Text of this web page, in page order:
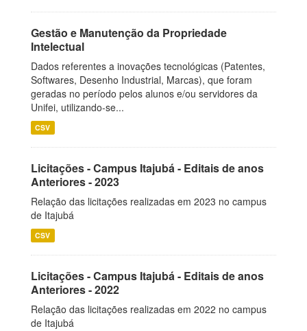
Gestão e Manutenção da Propriedade
Intelectual
Dados referentes a inovações tecnológicas (Patentes,
Softwares, Desenho Industrial, Marcas), que foram
geradas no período pelos alunos e/ou servidores da
Unifei, utilizando-se...
CSV
Licitações - Campus Itajubá - Editais de anos
Anteriores - 2023
Relação das licitações realizadas em 2023 no campus
de Itajubá
CSV
Licitações - Campus Itajubá - Editais de anos
Anteriores - 2022
Relação das licitações realizadas em 2022 no campus
de Itajubá